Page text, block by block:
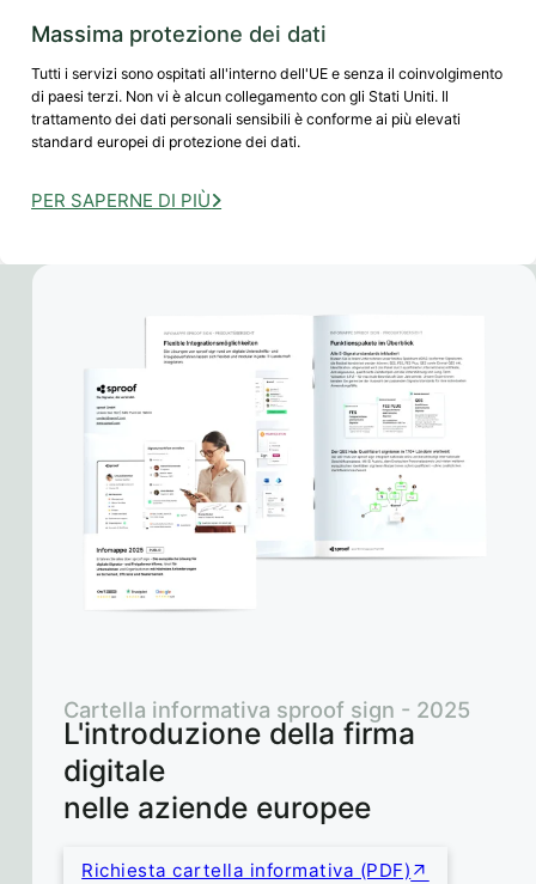
Massima protezione dei dati
Tutti i servizi sono ospitati all'interno dell'UE e senza il coinvolgimento
di paesi terzi. Non vi è alcun collegamento con gli Stati Uniti. Il
trattamento dei dati personali sensibili è conforme ai più elevati
standard europei di protezione dei dati.
PER SAPERNE DI PIÙ
L'introduzione della firma
digitale
nelle aziende europee
Cartella informativa sproof sign - 2025
Richiesta cartella informativa (PDF)